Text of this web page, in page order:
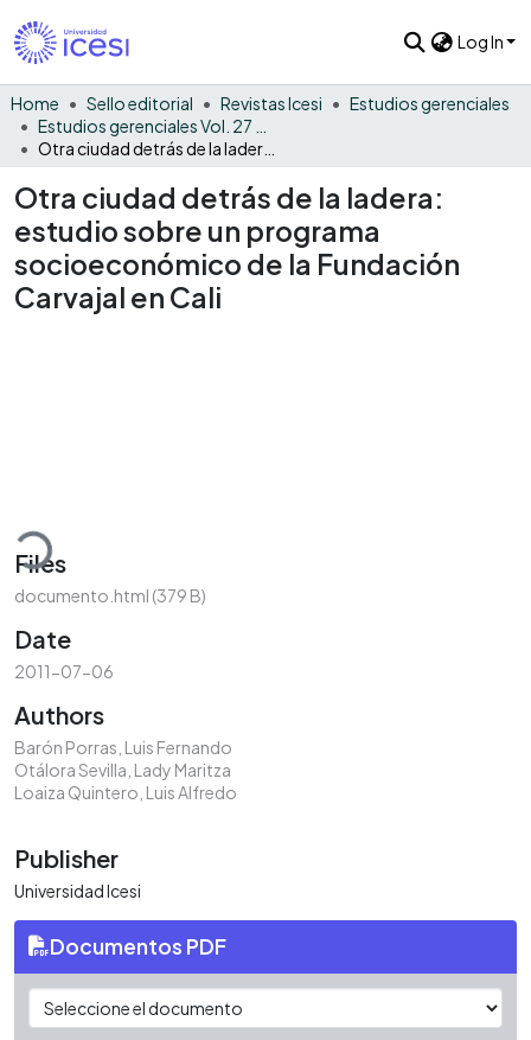
Log In
Home Sello editorial Revistas Icesi
Estudios gerenciales
Otra ciudad detrás de la ladera:
estudio sobre un programa
socioeconómico de la Fundación
Carvajal en Cali
Files
documento.html (379 B)
Date
2011-07-06
Authors
Barón Porras, Luis Fernando
Otálora Sevilla, Lady Maritza
Loaiza Quintero, Luis Alfredo
Publisher
Universidad Icesi
Documentos PDF